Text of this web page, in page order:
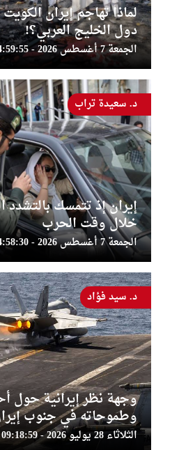
لماذا تهاجم إيران
دول الخليج العربي؟!
الجمعة 7 أغسطس 2026 - 14:59:55
إيران إذ تتمسك بالتشدد
خلال وقت الحرب
الجمعة 7 أغسطس 2026 - 14:58:30
د. سعيدة تراب
وجهة نظر إيرانية حول
وطموحاته في جنوب
الثلاثاء 28 يوليو 2026 - 09:18:59
د. سيد فؤاد